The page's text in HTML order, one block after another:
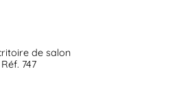
de salon
Réf. 747